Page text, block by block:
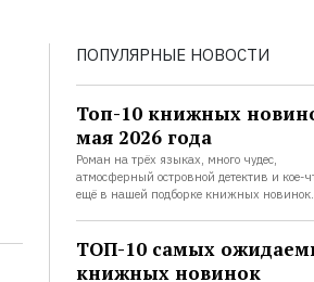
ПОПУЛЯРНЫЕ НОВОСТИ
Топ-10 книжных
мая 2026 года
Роман на трёх языках, много чудес,
атмосферный островной детектив и кое-
ещё в нашей подборке книжных новинок.
ТОП-10 самых
книжных новинок